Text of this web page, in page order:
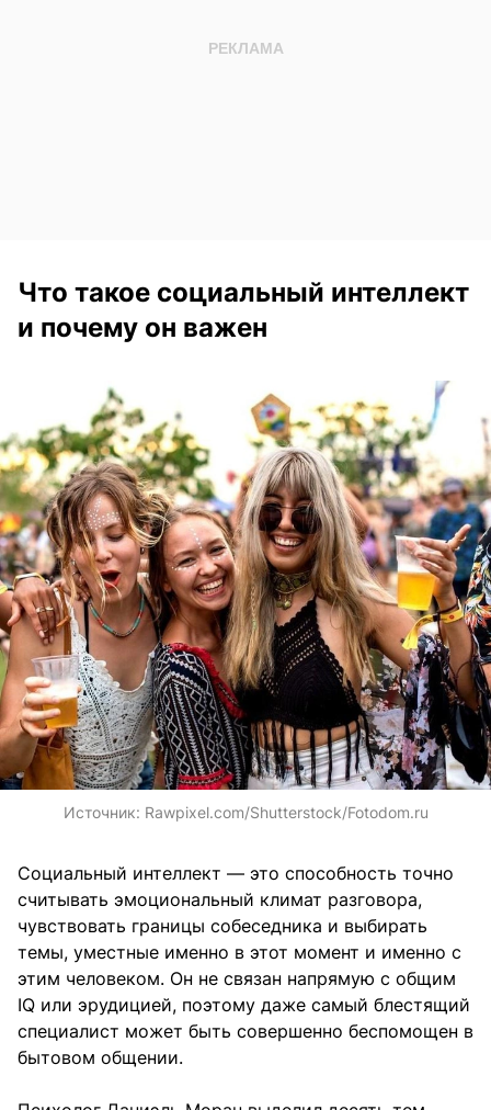
Что такое социальный интеллект
и почему он важен
Источник: Rawpixel.com/Shutterstock/Fotodom.ru
Социальный интеллект — это способность точно
считывать эмоциональный климат разговора,
чувствовать границы собеседника и выбирать
темы, уместные именно в этот момент и именно с
этим человеком. Он не связан напрямую с общим
IQ или эрудицией, поэтому даже самый блестящий
специалист может быть совершенно беспомощен в
бытовом общении.